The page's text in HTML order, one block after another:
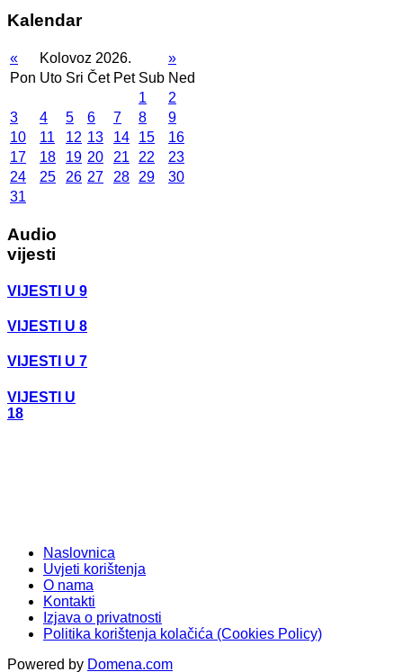
Kalendar
« Kolovoz 2026.
»
Pon Uto Sri Čet Pet Sub Ned
1
2
3
4 5 6 7 8
9
10
11 12 13 14 15
16
17
18 19 20 21 22
23
24
25 26 27 28 29
30
31
Audio
vijesti
VIJESTI U 9
VIJESTI U 8
VIJESTI U 7
VIJESTI U
18
Naslovnica
Uvjeti korištenja
O nama
Kontakti
Izjava o privatnosti
Politika korištenja kolačića (Cookies Policy)
Powered by Domena.com